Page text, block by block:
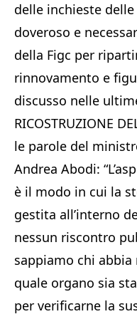
delle inchieste
doveroso e
della Figc per
rinnovamento e
discusso nelle
RICOSTRUZIONE
le parole del
Andrea Abodi:
è il modo in cui la
gestita all’interno
nessun riscontro
sappiamo chi
quale organo sia
per verificarne la